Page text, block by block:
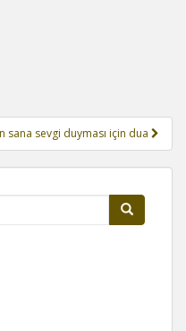
sana sevgi duyması için dua